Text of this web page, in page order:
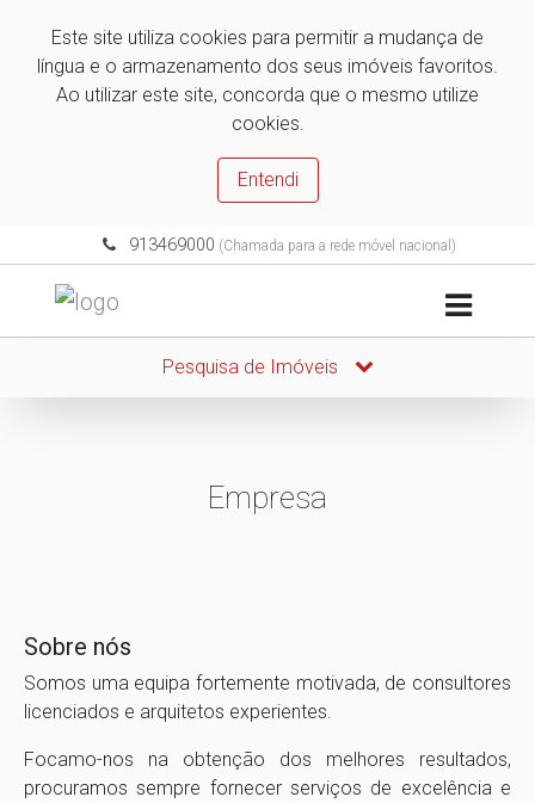
Este site utiliza cookies para permitir a mudança de
língua e o armazenamento dos seus imóveis favoritos.
Ao utilizar este site, concorda que o mesmo utilize
cookies.
Entendi
913469000 (Chamada para a rede móvel nacional)
Pesquisa de Imóveis
Empresa
Sobre nós
Somos uma equipa fortemente motivada, de consultores
licenciados e arquitetos experientes.
Focamo-nos na obtenção dos melhores resultados,
procuramos sempre fornecer serviços de excelência e